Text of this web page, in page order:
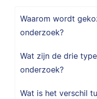
Waarom wordt
onderzoek?
Wat zijn de drie
onderzoek?
Wat is het verschil